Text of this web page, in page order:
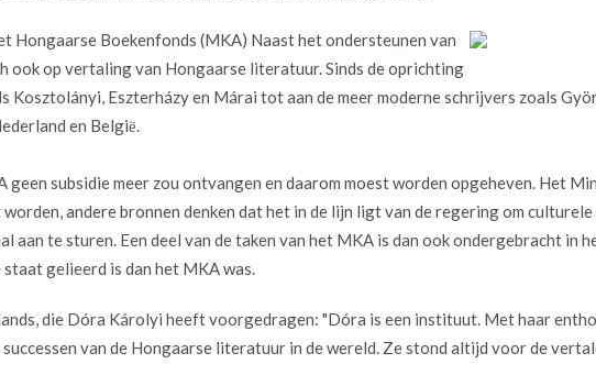
Boekenfonds (MKA) Naast het ondersteunen van
op vertaling van Hongaarse literatuur. Sinds de oprichting
Kosztolányi, Eszterházy en Márai tot aan de meer moderne schrijvers zoals
en Belgiё.
subsidie meer zou ontvangen en daarom moest worden opgeheven. Het
andere bronnen denken dat het in de lijn ligt van de regering om culturele
te sturen. Een deel van de taken van het MKA is dan ook ondergebracht in
gelieerd is dan het MKA was.
die Dóra Károlyi heeft voorgedragen: "Dóra is een instituut. Met haar
van de Hongaarse literatuur in de wereld. Ze stond altijd voor de